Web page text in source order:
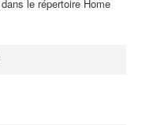
le répertoire Home